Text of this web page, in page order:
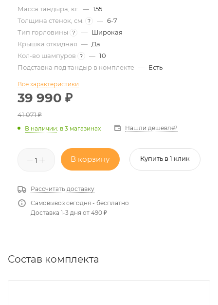
Масса тандыра, кг. — 155
Толщина стенок, см.
? — 6-7
Тип горловины
? — Широкая
Крышка откидная — Да
Кол-во шампуров
? — 10
Подставка под тандыр в комплекте — Есть
Все характеристики
39 990 ₽
41 071₽
В наличии: в 3 магазинах Нашли дешевле?
В корзину Купить в 1 клик
Рассчитать доставку
Самовывоз сегодня - бесплатно
Доставка 1-3 дня от 490 ₽
Состав комплекта